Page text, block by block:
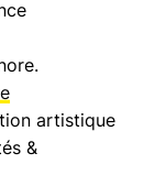
artistique
&